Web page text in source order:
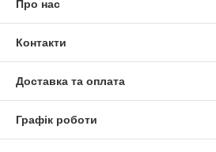
Про нас
Контакти
Доставка та оплата
Графік роботи